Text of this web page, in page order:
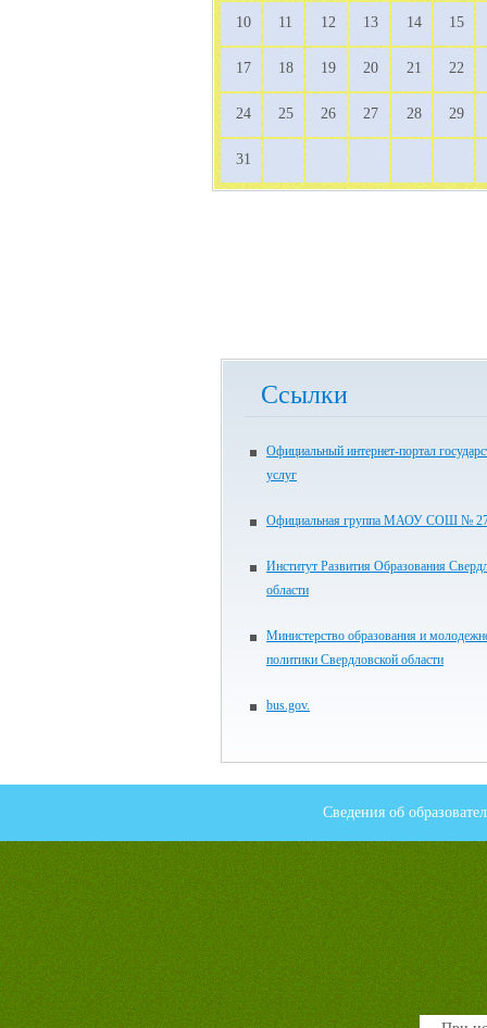
10 11 12 13 14 15
17 18 19 20 21 22
24 25 26 27 28 29
31
Ссылки
Официальный интернет-портал
услуг
Официальная группа МАОУ СОШ № 27
Институт Развития Образования
области
Министерство образования и
политики Свердловской области
bus.gov.
Сведения об